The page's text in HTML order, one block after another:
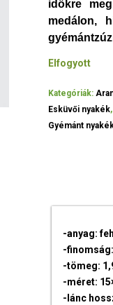
időkre
medálon,
Elfogyott
Kategóriák:
Esküvői nyakék,
Gyémánt
-anyag:
-
-tömeg:
-méret:
-lánc